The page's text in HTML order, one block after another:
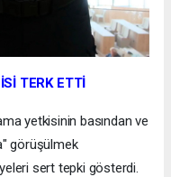
TERK ETTİ
yetkisinin basından ve
görüşülmek
sert tepki gösterdi.